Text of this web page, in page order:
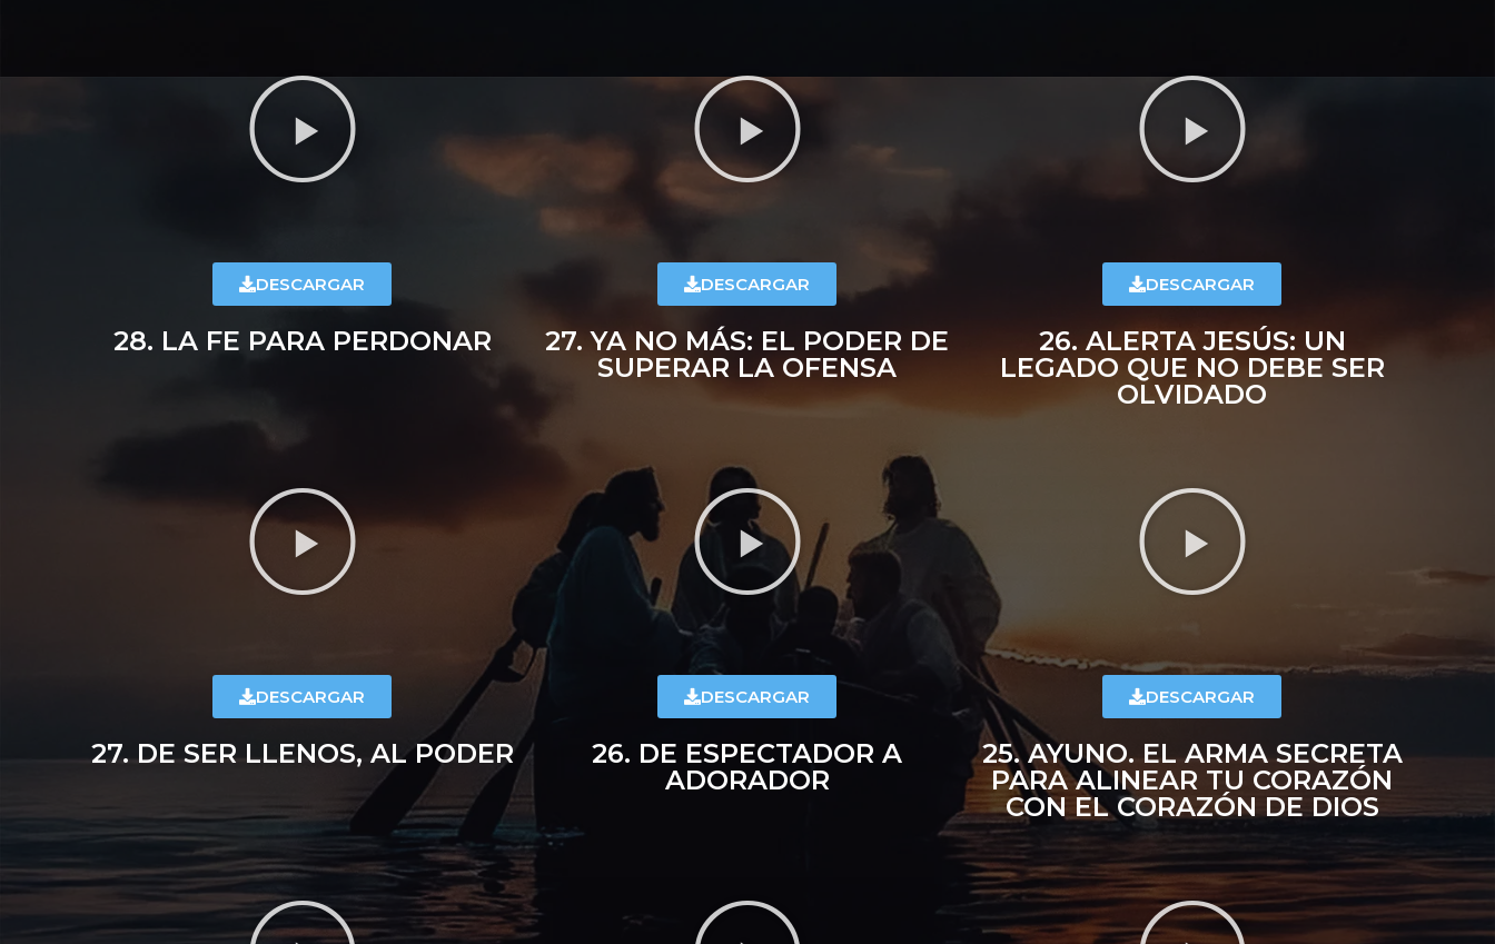
DESCARGAR
28. LA FE PARA PERDONAR
DESCARGAR
27. YA NO MÁS: EL PODER DE
SUPERAR LA OFENSA
DESCARGAR
26. ALERTA JESÚS: UN
LEGADO QUE NO DEBE SER
OLVIDADO
DESCARGAR
27. DE SER LLENOS, AL PODER
DESCARGAR
26. DE ESPECTADOR A
ADORADOR
DESCARGAR
25. AYUNO. EL ARMA SECRETA
PARA ALINEAR TU CORAZÓN
CON EL CORAZÓN DE DIOS